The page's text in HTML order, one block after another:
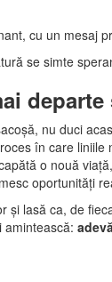
cu un mesaj
se simte
nu duci
în care liniile
o nouă
oportunități
și lasă ca, de
amintească: